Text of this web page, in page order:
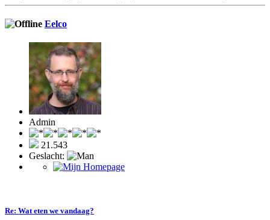
Eelco
Admin
21.543
Geslacht:
Re: Wat eten we vandaag?